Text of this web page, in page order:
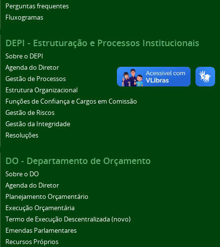
Perguntas frequentes
Fluxogramas
DEPI - Estruturação e Processos Institucionais
Sobre o DEPI
Agenda do Diretor
Gestão de Processos
Estrutura Organizacional
Funções de Confiança e Cargos em Comissão
Gestão de Riscos
Gestão da Integridade
Resoluções
DO - Departamento de Orçamento
Sobre o DO
Agenda do Diretor
Planejamento Orçamentário
Execução Orçamentária
Termo de Execução Descentralizada (novo)
Emendas Parlamentares
Recursos Próprios